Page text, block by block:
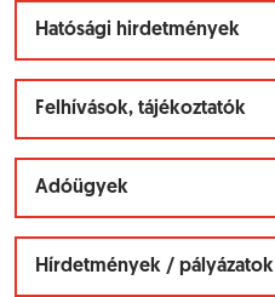
Hatósági hirdetmények
Felhívások, tájékoztatók
Adóügyek
Hírdetmények / pályázatok